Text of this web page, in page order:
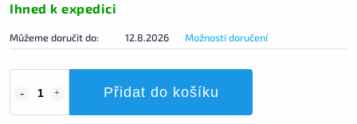
Ihned k expedici
Můžeme doručit do: 12.8.2026 Možnosti doručení
Přidat do košíku